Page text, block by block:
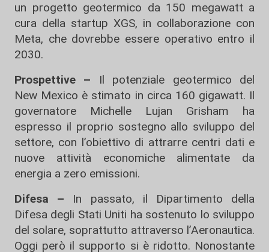
un progetto geotermico da 150 megawatt a
cura della startup XGS, in collaborazione con
Meta, che dovrebbe essere operativo entro il
2030.
Prospettive – Il potenziale geotermico del
New Mexico è stimato in circa 160 gigawatt. Il
governatore Michelle Lujan Grisham ha
espresso il proprio sostegno allo sviluppo del
settore, con l’obiettivo di attrarre centri dati e
nuove attività economiche alimentate da
energia a zero emissioni.
Difesa – In passato, il Dipartimento della
Difesa degli Stati Uniti ha sostenuto lo sviluppo
del solare, soprattutto attraverso l’Aeronautica.
Oggi però il supporto si è ridotto. Nonostante